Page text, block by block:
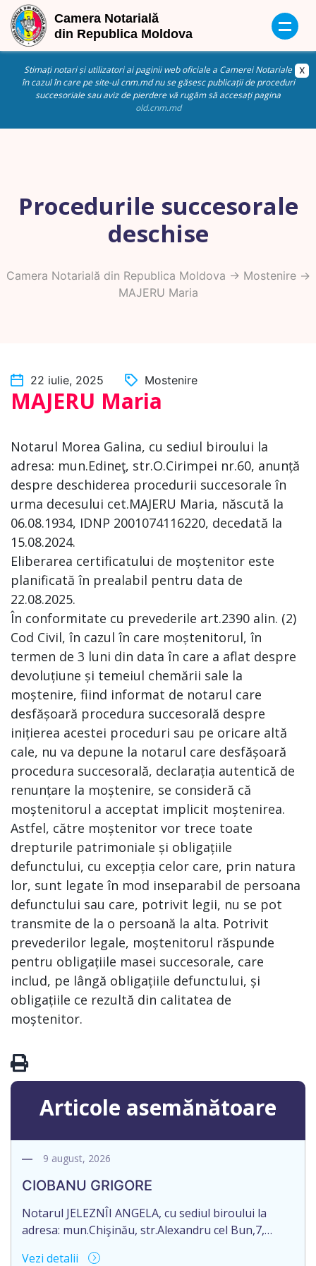
Stimați notari și utilizatori ai paginii web oficiale a Camerei Notariale
în cazul în care pe site-ul cnm.md nu se găsesc publicații de proceduri
succesoriale sau aviz de pierdere vă rugăm să accesați pagina
old.cnm.md
Procedurile succesorale
deschise
Camera Notarială din Republica Moldova -> Mostenire->
MAJERU Maria
22 iulie, 2025 Mostenire
MAJERU Maria
Notarul Morea Galina, cu sediul biroului la
adresa: mun.Edineţ, str.O.Cirimpei nr.60, anunță
despre deschiderea procedurii succesorale în
urma decesului cet.MAJERU Maria, născută la
06.08.1934, IDNP 2001074116220, decedată la
15.08.2024.
Eliberarea certificatului de moștenitor este
planificată în prealabil pentru data de
22.08.2025.
În conformitate cu prevederile art.2390 alin. (2)
Cod Civil, în cazul în care moștenitorul, în
termen de 3 luni din data în care a aflat despre
devoluțiune și temeiul chemării sale la
moștenire, fiind informat de notarul care
desfășoară procedura succesorală despre
inițierea acestei proceduri sau pe oricare altă
cale, nu va depune la notarul care desfășoară
procedura succesorală, declarația autentică de
renunțare la moștenire, se consideră că
moștenitorul a acceptat implicit moștenirea.
Astfel, către moștenitor vor trece toate
drepturile patrimoniale și obligațiile
defunctului, cu excepția celor care, prin natura
lor, sunt legate în mod inseparabil de persoana
defunctului sau care, potrivit legii, nu se pot
transmite de la o persoană la alta. Potrivit
prevederilor legale, moștenitorul răspunde
pentru obligațiile masei succesorale, care
includ, pe lângă obligațiile defunctului, și
obligațiile ce rezultă din calitatea de
moștenitor.
Articole asemănătoare
9 august, 2026
CIOBANU GRIGORE
Notarul JELEZNÎI ANGELA, cu sediul biroului la
adresa: mun.Chişinău, str.Alexandru cel Bun,7,
Vezi detalii